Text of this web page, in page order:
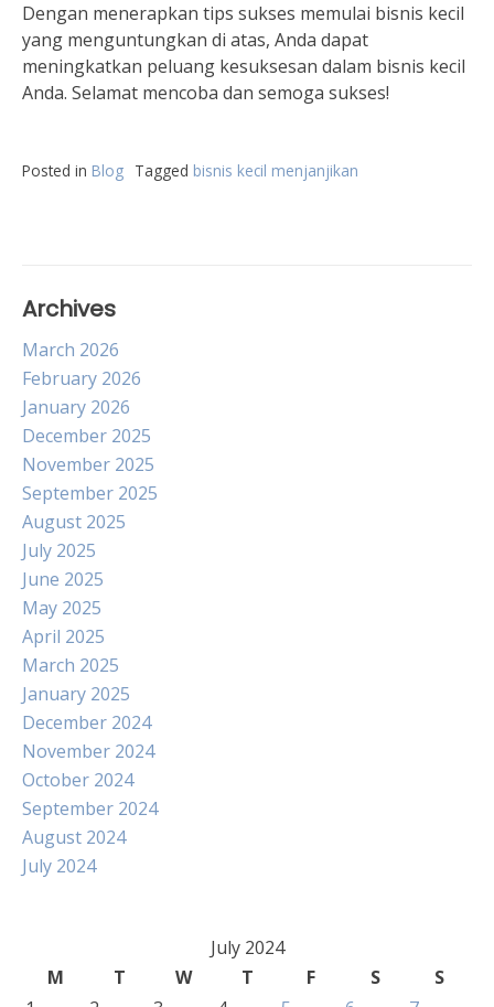
Dengan menerapkan tips sukses memulai bisnis kecil
yang menguntungkan di atas, Anda dapat
meningkatkan peluang kesuksesan dalam bisnis kecil
Anda. Selamat mencoba dan semoga sukses!
Posted in Blog Tagged bisnis kecil menjanjikan
Archives
March 2026
February 2026
January 2026
December 2025
November 2025
September 2025
August 2025
July 2025
June 2025
May 2025
April 2025
March 2025
January 2025
December 2024
November 2024
October 2024
September 2024
August 2024
July 2024
July 2024
M
T W T F S
S